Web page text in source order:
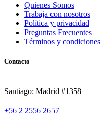
Quienes Somos
Trabaja con nosotros
Política y privacidad
Preguntas Frecuentes
Términos y condiciones
Contacto
Santiago: Madrid #1358
+56 2 2556 2657